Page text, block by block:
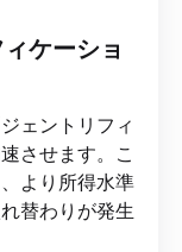
ケーショ
ェントリフィ
させます。こ
より所得水準
替わりが発生